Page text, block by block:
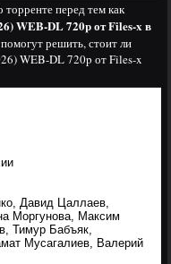
перед тем как
WEB-DL 720p от Files-x в
решить, стоит ли
WEB-DL 720p от Files-x
Давид Цаллаев,
Моргунова, Максим
Тимур Бабъяк,
Мусагалиев, Валерий